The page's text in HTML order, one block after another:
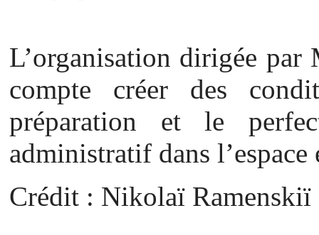
L’organisation dirigée
compte créer des
préparation et le
administratif dans l’espace
Crédit : Nikolaï Ramenskiï